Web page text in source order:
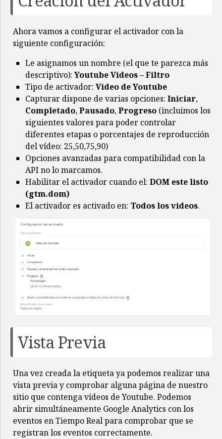
Ahora vamos a configurar el activador con la
siguiente configuración:
Le asignamos un nombre (el que te parezca más
descriptivo):Youtube Videos – Filtro
Tipo de activador: Video de Youtube
Capturar dispone de varias opciones: Iniciar,
Completado,Pausado,Progreso (incluimos los
siguientes valores para poder controlar
diferentes etapas o porcentajes de reproducción
del vídeo: 25,50,75,90)
Opciones avanzadas para compatibilidad con la
API no lo marcamos.
Habilitar el activador cuando el: DOM este listo
(gtm.dom)
El activador es activado en: Todos los videos.
Vista Previa
Una vez creada la etiqueta ya podemos realizar una
vista previa y comprobar alguna página de nuestro
sitio que contenga vídeos de Youtube. Podemos
abrir simultáneamente Google Analytics con los
eventos en Tiempo Real para comprobar que se
registran los eventos correctamente.